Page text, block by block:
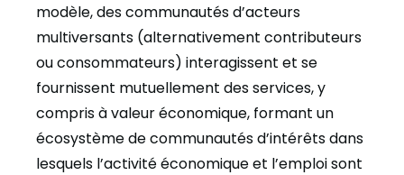
modèle, des communautés d’acteurs
multiversants (alternativement contributeurs
ou consommateurs) interagissent et se
fournissent mutuellement des services, y
compris à valeur économique, formant un
écosystème de communautés d’intérêts dans
lesquels l’activité économique et l’emploi sont